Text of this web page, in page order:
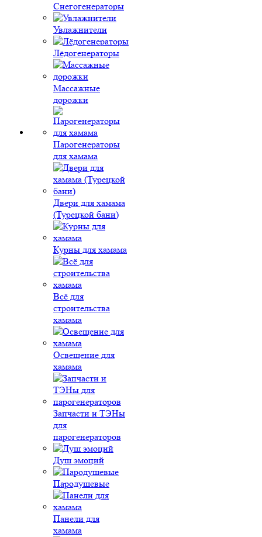
Снегогенераторы
Увлажнители
Лёдогенераторы
Массажные
дорожки
Парогенераторы
для хамама
Двери для хамама
(Турецкой бани)
Курны для хамама
Всё для
строительства
хамама
Освещение для
хамама
Запчасти и ТЭНы
для
парогенераторов
Душ эмоций
Пародушевые
Панели для
хамама